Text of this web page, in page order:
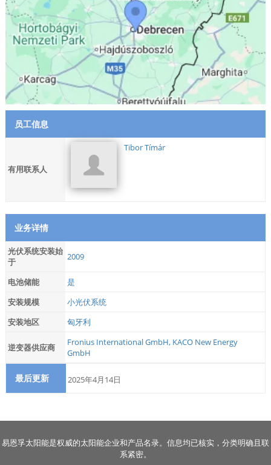
员工信息
有用联系人
Tibor Tímár
业务详情
光伏系统安装始
于
2009
电池储能
是
安装规模
小光伏系统
安装地区
匈牙利
逆变器供应商 Fronius International GmbH, KACO New Energy
GmbH
最后更新 2025年4月14日
易恩孚太阳能是权威的太阳能企业和产品名录。信息均已核实，分类明确且联
系紧密。